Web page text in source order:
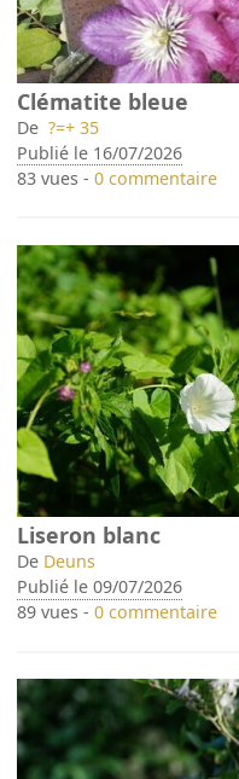
Clématite bleue
De ?=+ 35
Publié le 16/07/2026
83 vues -0 commentaire
Liseron blanc
De Deuns
Publié le 09/07/2026
89 vues -0 commentaire